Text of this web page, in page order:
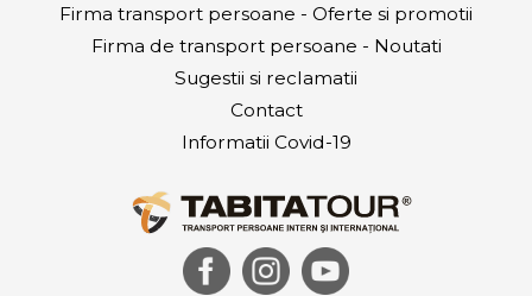
Firma transport persoane - Oferte si promotii
Firma de transport persoane - Noutati
Sugestii si reclamatii
Contact
Informatii Covid-19